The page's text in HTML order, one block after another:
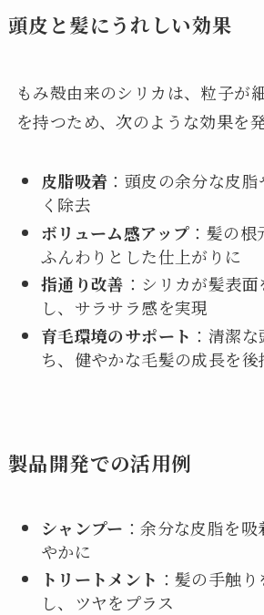
頭皮と髪にうれしい効果
もみ殻由来のシリカは、粒子が
を持つため、次のような効果を
皮脂吸着 ：頭皮の余分な皮
く除去
ボリューム感アップ ：髪の根
ふんわりとした仕上がりに
指通り改善 ：シリカが髪表
し、サラサラ感を実現
育毛環境のサポート ：清潔
ち、健やかな毛髪の成長を後
製品開発での活用例
シャンプー ：余分な皮脂を
やかに
トリートメント ：髪の手触
し、ツヤをプラス